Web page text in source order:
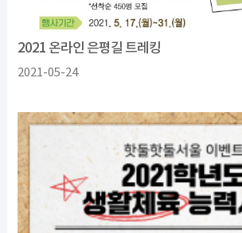
2021 온라인 은평길 트레킹
2021-05-24